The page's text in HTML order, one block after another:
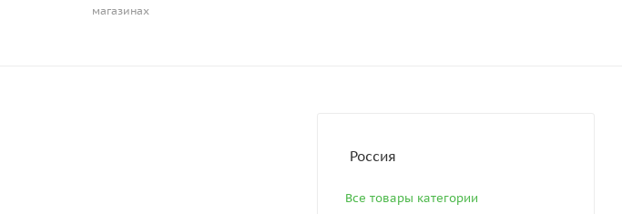
магазинах
Россия
Все товары категории